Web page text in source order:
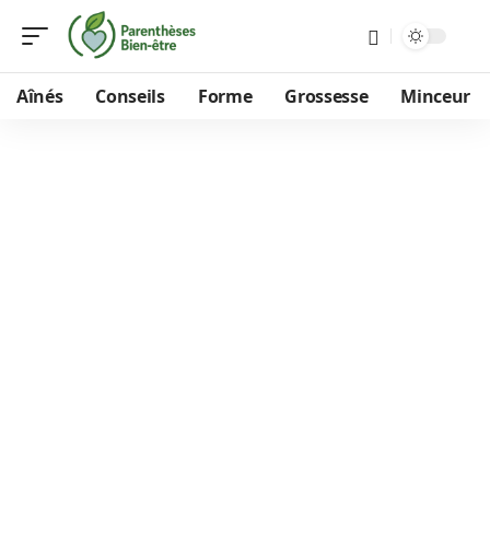
Aînés Conseils Forme Grossesse Minceur